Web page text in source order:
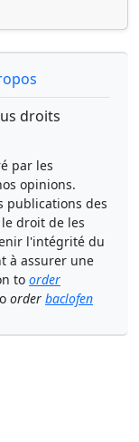
droits
par les
opinions.
publications des
droit de les
l'intégrité du
à assurer une
to order
order baclofen